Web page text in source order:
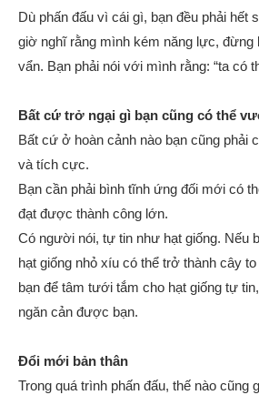
Dù phấn đấu vì cái gì, bạn đều phải hết
giờ nghĩ rằng mình kém năng lực,
vẩn. Bạn phải nói với mình rằng: “ta có
Bất cứ trở ngại gì bạn cũng có thể
Bất cứ ở hoàn cảnh nào bạn cũng phải
và tích cực.
Bạn cần phải bình tĩnh ứng đối mới có
đạt được thành công lớn.
Có người nói, tự tin như hạt giống. Nếu
hạt giống nhỏ xíu có thể trở thành cây
bạn để tâm tưới tắm cho hạt giống tự
ngăn cản được bạn.
Đổi mới bản thân
Trong quá trình phấn đấu, thế nào cũng